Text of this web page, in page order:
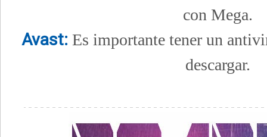
con Mega.
Avast: Es importante tener un
descargar.